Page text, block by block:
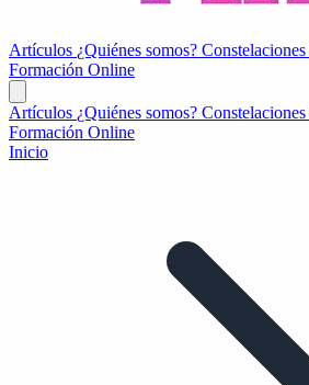
Artículos ¿Quiénes somos? Constelaciones
Formación Online
Artículos ¿Quiénes somos? Constelaciones
Formación Online
Inicio